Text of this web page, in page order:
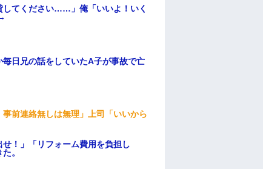
してください……」俺「いいよ！いく
毎日兄の話をしていたA子が事故で亡
前連絡無しは無理」上司「いいから
！」「リフォーム費用を負担し
。